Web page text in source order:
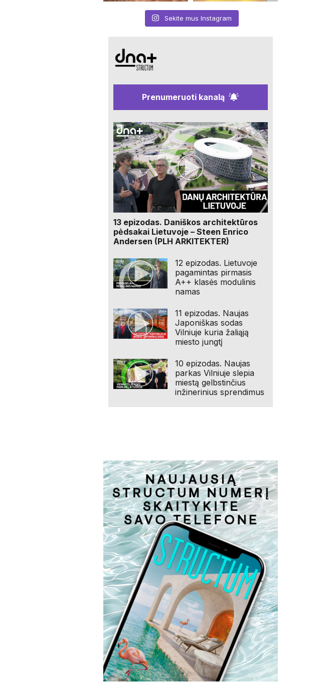
Sekite mus Instagram
Prenumeruoti kanalą
13 epizodas. Daniškos architektūros
pėdsakai Lietuvoje – Steen Enrico
Andersen (PLH ARKITEKTER)
12 epizodas. Lietuvoje
pagamintas pirmasis
A++ klasės modulinis
namas
11 epizodas. Naujas
Japoniškas sodas
Vilniuje kuria žaliąją
miesto jungtį
10 epizodas. Naujas
parkas Vilniuje slepia
miestą gelbstinčius
inžinerinius sprendimus